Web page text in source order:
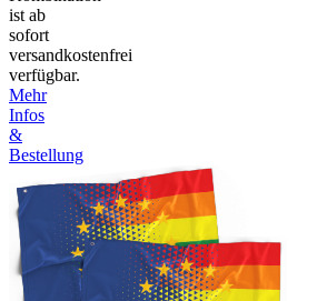
ist ab
sofort
versandkostenfrei
verfügbar.
Mehr
Infos
&
Bestellung